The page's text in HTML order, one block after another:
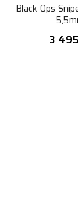
Black Ops
3